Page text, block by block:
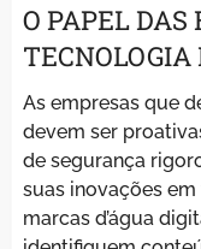
O PAPEL DAS
As empresas que
devem ser
de segurança
suas inovações
marcas d’água